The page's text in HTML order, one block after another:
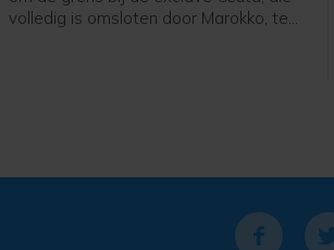
volledig is omsloten door Marokko, te